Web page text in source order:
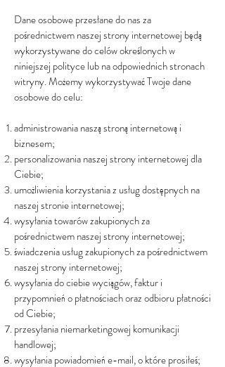
Dane osobowe przesłane do nas za
pośrednictwem naszej strony internetowej będą
wykorzystywane do celów określonych w
niniejszej polityce lub na odpowiednich stronach
witryny. Możemy wykorzystywać Twoje dane
osobowe do celu:
administrowania naszą stroną internetową i
biznesem;
personalizowania naszej strony internetowej dla
Ciebie;
umożliwienia korzystania z usług dostępnych na
naszej stronie internetowej;
wysyłania towarów zakupionych za
pośrednictwem naszej strony internetowej;
świadczenia usług zakupionych za pośrednictwem
naszej strony internetowej;
wysyłania do ciebie wyciągów, faktur i
przypomnień o płatnościach oraz odbioru płatności
od Ciebie;
przesyłania niemarketingowej komunikacji
handlowej;
wysyłania powiadomień e-mail, o które prosiłeś;